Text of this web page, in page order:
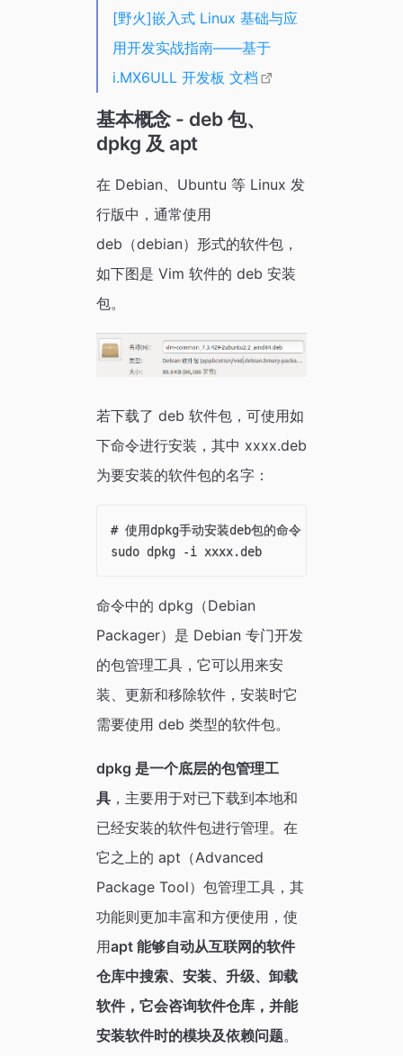
[野火]嵌入式 Linux 基础与应
用开发实战指南——基于
i.MX6ULL 开发板 文档
基本概念 - deb 包、
dpkg 及 apt
在 Debian、Ubuntu 等 Linux 发
行版中，通常使用
deb（debian）形式的软件包，
如下图是 Vim 软件的 deb 安装
包。
若下载了 deb 软件包，可使用如
下命令进行安装，其中 xxxx.deb
为要安装的软件包的名字：
# 使用dpkg手动安装deb包的命令
sudo dpkg -i xxxx.deb
命令中的 dpkg（Debian
Packager）是 Debian 专门开发
的包管理工具，它可以用来安
装、更新和移除软件，安装时它
需要使用 deb 类型的软件包。
dpkg 是一个底层的包管理工
具，主要用于对已下载到本地和
已经安装的软件包进行管理。在
它之上的 apt（Advanced
Package Tool）包管理工具，其
功能则更加丰富和方便使用，使
用apt 能够自动从互联网的软件
仓库中搜索、安装、升级、卸载
软件，它会咨询软件仓库，并能
安装软件时的模块及依赖问题。